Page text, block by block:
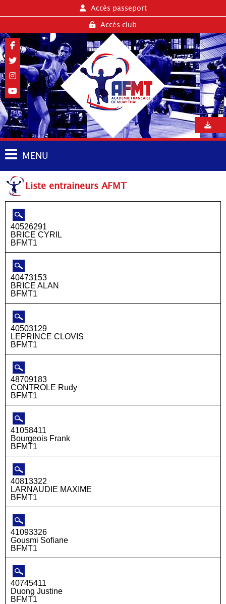
Accès passeport
Accès club
MENU
Liste entraineurs AFMT
40526291
BRICE CYRIL
BFMT1
40473153
BRICE ALAN
BFMT1
40503129
LEPRINCE CLOVIS
BFMT1
48709183
CONTROLE Rudy
BFMT1
41058411
Bourgeois Frank
BFMT1
40813322
LARNAUDIE MAXIME
BFMT1
41093326
Gousmi Sofiane
BFMT1
40745411
Duong Justine
BFMT1